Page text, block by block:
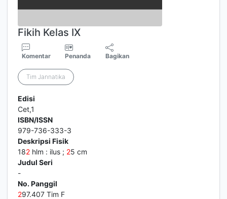
Fikih Kelas IX
Komentar Penanda Bagikan
Tim Jannatika
Edisi
Cet,1
ISBN/ISSN
979-736-333-3
Deskripsi Fisik
182 hlm : ilus ; 25 cm
Judul Seri
-
No. Panggil
297.407 Tim F